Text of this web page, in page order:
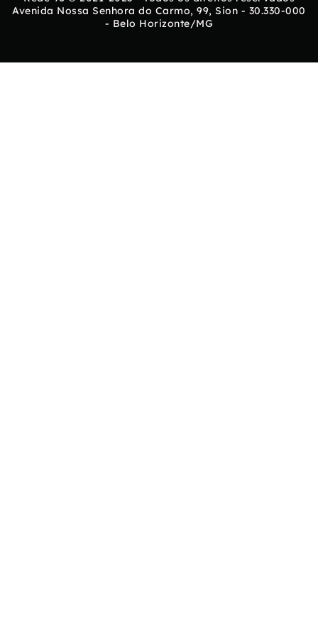
Avenida Nossa Senhora do Carmo, 99, Sion - 30.330-000
- Belo Horizonte/MG